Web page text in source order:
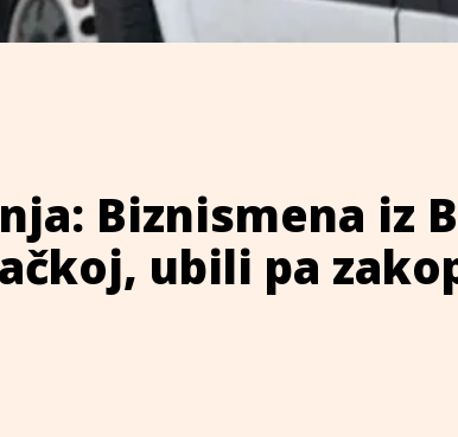
Biznismena iz
ubili pa